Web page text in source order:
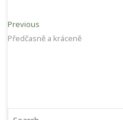
Navigace
pro
Previous
post:
Předčasně a kráceně